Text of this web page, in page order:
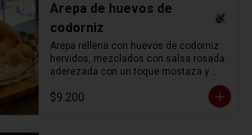
Arepa de huevos de
codorniz
Arepa rellena con huevos de codorniz
hervidos, mezclados con salsa rosada
aderezada con un toque mostaza y
$9.200